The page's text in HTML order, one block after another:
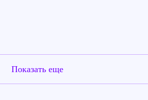
Показать еще